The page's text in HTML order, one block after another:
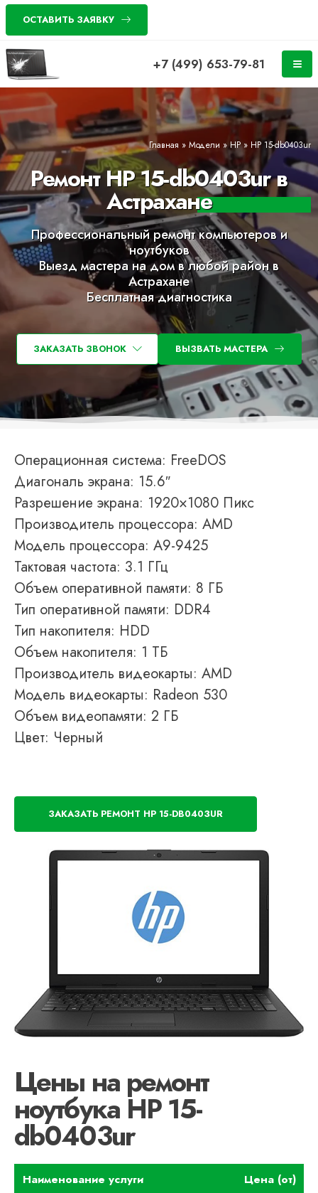
ОСТАВИТЬ ЗАЯВКУ
+7 (499) 653-79-81
Главная » Модели »HP» HP 15-db0403ur
Ремонт HP 15-db0403ur в
Астрахане
Профессиональный ремонт компьютеров и
ноутбуков
Выезд мастера на дом в любой район в
Астрахане
Бесплатная диагностика
ЗАКАЗАТЬ ЗВОНОК ВЫЗВАТЬ МАСТЕРА
Операционная система: FreeDOS
Диагональ экрана: 15.6″
Разрешение экрана: 1920×1080 Пикс
Производитель процессора: AMD
Модель процессора: A9-9425
Тактовая частота: 3.1 ГГц
Объем оперативной памяти: 8 ГБ
Тип оперативной памяти: DDR4
Тип накопителя: HDD
Объем накопителя: 1 ТБ
Производитель видеокарты: AMD
Модель видеокарты: Radeon 530
Объем видеопамяти: 2 ГБ
Цвет: Черный
ЗАКАЗАТЬ РЕМОНТ HP 15-DB0403UR
Цены на ремонт
ноутбука HP 15-
db0403ur
Наименование услуги
Цена (от)